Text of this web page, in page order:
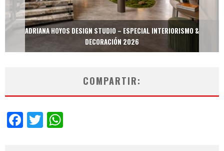
MULTIOFICINAS / AMOBLARE / TREZE – ESPECIAL INTERIORISMO &
DECORACIÓN 2026
COMPARTIR:
Facebook
Twitter